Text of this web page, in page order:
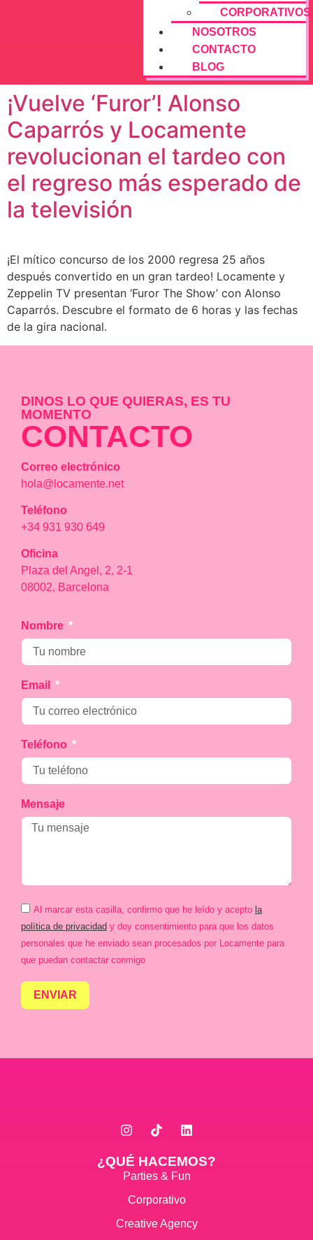
CORPORATIVOS
NOSOTROS
CONTACTO
BLOG
¡Vuelve ‘Furor’! Alonso
Caparrós y Locamente
revolucionan el tardeo con
el regreso más esperado de
la televisión
¡El mítico concurso de los 2000 regresa 25 años
después convertido en un gran tardeo! Locamente y
Zeppelin TV presentan ‘Furor The Show’ con Alonso
Caparrós. Descubre el formato de 6 horas y las fechas
de la gira nacional.
DINOS LO QUE QUIERAS, ES TU
MOMENTO
CONTACTO
Correo electrónico
hola@locamente.net
Teléfono
+34 931 930 649
Oficina
Plaza del Angel, 2, 2-1
08002, Barcelona
Nombre
Email
Teléfono
Mensaje
Al marcar esta casilla, confirmo que he leído y acepto la
política de privacidad y doy consentimiento para que los datos
personales que he enviado sean procesados por Locamente para
que puedan contactar conmigo
ENVIAR
¿QUÉ HACEMOS?
Parties & Fun
Corporativo
Creative Agency